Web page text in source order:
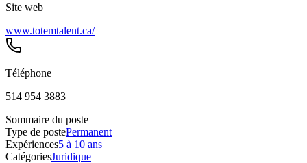
Site web
www.totemtalent.ca/
Téléphone
514 954 3883
Sommaire du poste
Type de postePermanent
Expériences5 à 10 ans
CatégoriesJuridique